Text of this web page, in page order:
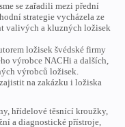
se zařadili mezi přední
strategie vycházela ze
valivých a kluzných ložisek
ložisek švédské firmy
výrobce NACHi a dalších,
výrobců ložisek.
na zakázku i ložiska
hřídelové těsnící kroužky,
a diagnostické přístroje,